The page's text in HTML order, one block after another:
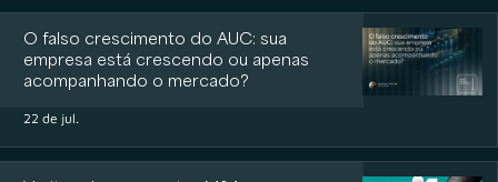
O falso crescimento do AUC: sua
empresa está crescendo ou apenas
acompanhando o mercado?
22 de jul.